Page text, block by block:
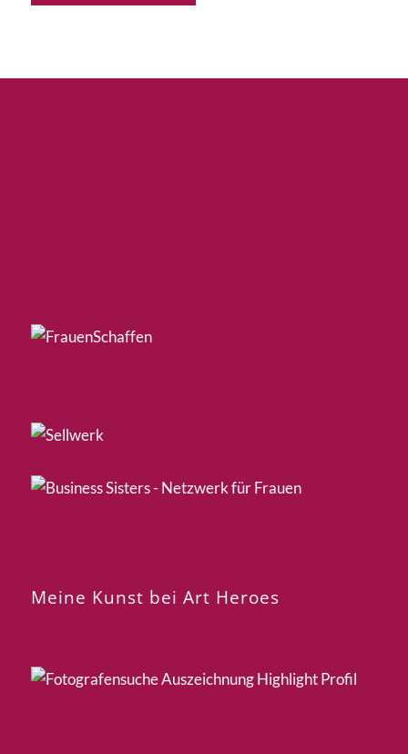
Meine Kunst bei Art Heroes